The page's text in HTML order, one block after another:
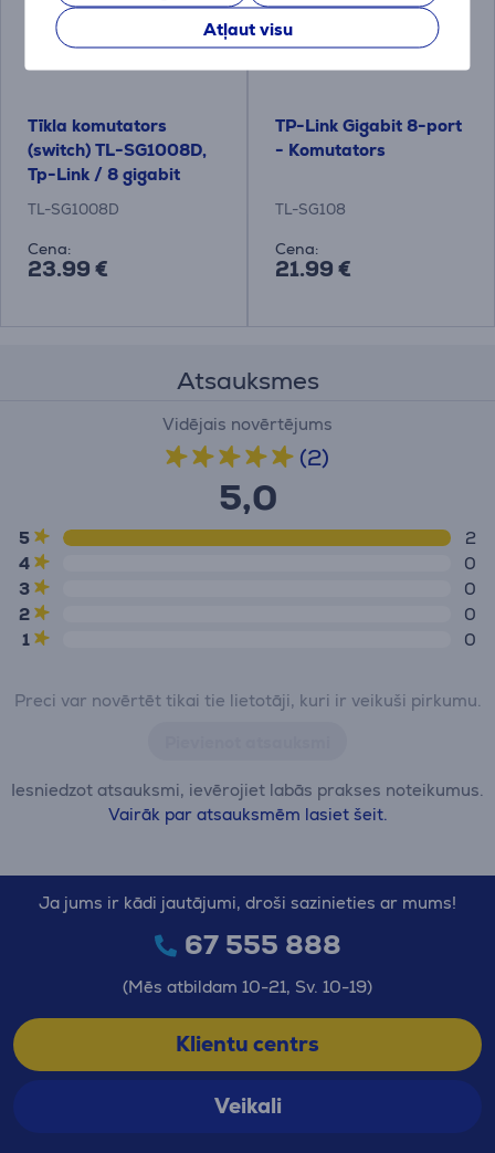
Atļaut visu
Tīkla komutators
(switch) TL-SG1008D,
Tp-Link / 8 gigabit
porti
TL-SG1008D
Cena:
23.99 €
TP-Link Gigabit 8-port
- Komutators
TL-SG108
Cena:
21.99 €
Atsauksmes
Vidējais novērtējums
(2)
5,0
5
2
4
0
3
0
2
0
1
0
Preci var novērtēt tikai tie lietotāji, kuri ir veikuši pirkumu.
Iesniedzot atsauksmi, ievērojiet labās prakses noteikumus.
Vairāk par atsauksmēm lasiet šeit.
Ja jums ir kādi jautājumi, droši sazinieties ar mums!
67 555 888
(Mēs atbildam 10-21, Sv. 10-19)
Klientu centrs
Veikali